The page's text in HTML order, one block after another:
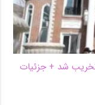
شد + جزئیات